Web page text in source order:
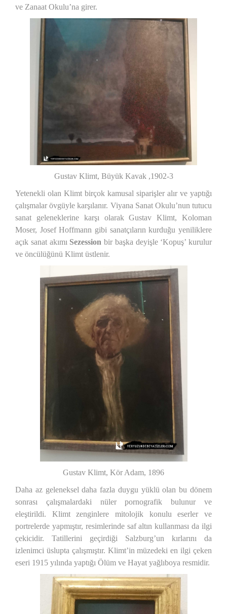
ve Zanaat Okulu’na girer.
Gustav Klimt, Büyük Kavak ,1902-3
Yetenekli olan Klimt birçok kamusal siparişler alır ve yaptığı
çalışmalar övgüyle karşılanır. Viyana Sanat Okulu’nun tutucu
sanat geleneklerine karşı olarak Gustav Klimt, Koloman
Moser, Josef Hoffmann gibi sanatçıların kurduğu yeniliklere
açık sanat akımı Sezession bir başka deyişle ‘Kopuş’ kurulur
ve öncülüğünü Klimt üstlenir.
Gustav Klimt, Kör Adam, 1896
Daha az geleneksel daha fazla duygu yüklü olan bu dönem
sonrası çalışmalardaki nüler pornografik bulunur ve
eleştirildi. Klimt zenginlere mitolojik konulu eserler ve
portrelerde yapmıştır, resimlerinde saf altın kullanması da ilgi
çekicidir. Tatillerini geçirdiği Salzburg’un kırlarını da
izlenimci üslupta çalışmıştır. Klimt’in müzedeki en ilgi çeken
eseri 1915 yılında yaptığı Ölüm ve Hayat yağlıboya resmidir.